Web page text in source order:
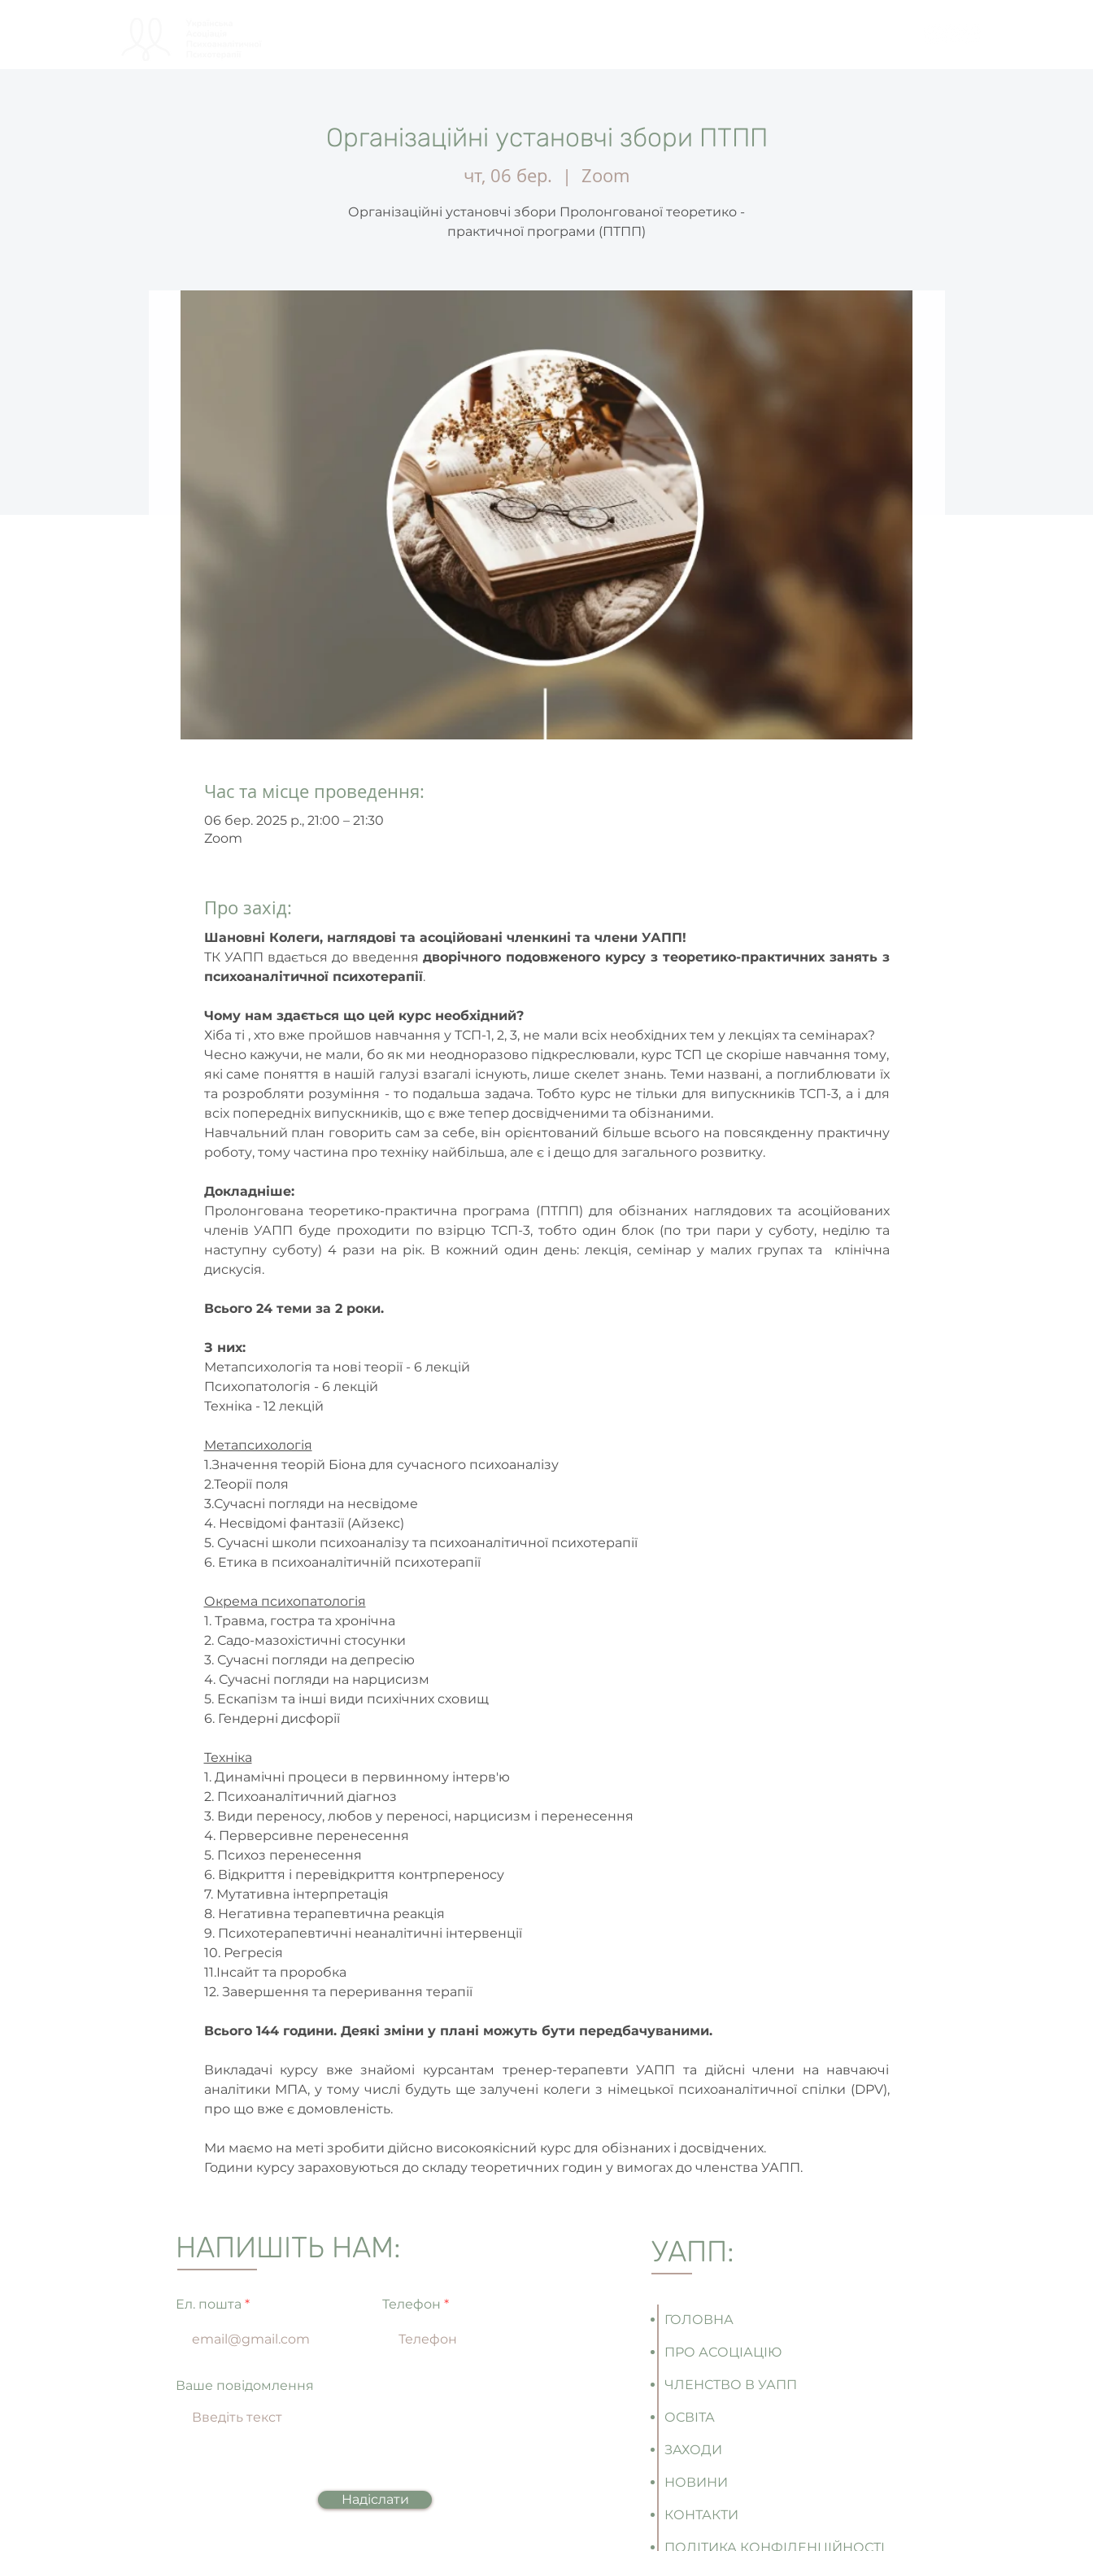
Організаційні установчі збори ПТПП
чт, 06 бер.
  |
Zoom
Організаційні установчі збори Пролонгованої теоретико -
практичної програми (ПТПП)
Час та місце проведення:
06 бер. 2025 р., 21:00 – 21:30
Zoom
Про захід:
Шановні Колеги, наглядові та асоційовані членкині та члени УАПП!
ТК УАПП вдається до введення дворічного подовженого курсу з теоретико-практичних занять з
психоаналітичної психотерапії.
Чому нам здається що цей курс необхідний?
Хіба ті , хто вже пройшов навчання у ТСП-1, 2, 3, не мали всіх необхідних тем у лекціях та семінарах?
Чесно кажучи, не мали, бо як ми неодноразово підкреслювали, курс ТСП це скоріше навчання тому,
які саме поняття в нашій галузі взагалі існують, лише скелет знань. Теми названі, а поглиблювати їх
та розробляти розуміння - то подальша задача. Тобто курс не тільки для випускників ТСП-3, а і для
всіх попередніх випускників, що є вже тепер досвідченими та обізнаними.
Навчальний план говорить сам за себе, він орієнтований більше всього на повсякденну практичну
роботу, тому частина про техніку найбільша, але є і дещо для загального розвитку.
Докладніше:
Пролонгована теоретико-практична програма (ПТПП) для обізнаних наглядових та асоційованих
членів УАПП буде проходити по взірцю ТСП-3, тобто один блок (по три пари у суботу, неділю та
наступну суботу) 4 рази на рік. В кожний один день: лекція, семінар у малих групах та  клінічна
дискусія.
Всього 24 теми за 2 роки.
З них:
Метапсихологія та нові теорії - 6 лекцій
Психопатологія - 6 лекцій
Техніка - 12 лекцій
Метапсихологія
1.Значення теорій Біона для сучасного психоаналізу
2.Теорії поля
3.Сучасні погляди на несвідоме
4. Несвідомі фантазії (Айзекс)
5. Сучасні школи психоаналізу та психоаналітичної психотерапії
6. Етика в психоаналітичній психотерапії
Окрема психопатологія
1. Травма, гостра та хронічна
2. Садо-мазохістичні стосунки
3. Сучасні погляди на депресію
4. Сучасні погляди на нарцисизм
5. Ескапізм та інші види психічних сховищ
6. Гендерні дисфорії
Техніка
1. Динамічні процеси в первинному інтерв'ю
2. Психоаналітичний діагноз
3. Види переносу, любов у переносі, нарцисизм і перенесення
4. Перверсивне перенесення
5. Психоз перенесення
6. Відкриття і перевідкриття контрпереносу
7. Мутативна інтерпретація
8. Негативна терапевтична реакція
9. Психотерапевтичні неаналітичні інтервенції
10. Регресія
11.Інсайт та проробка
12. Завершення та переривання терапії
Всього 144 години. Деякі зміни у плані можуть бути передбачуваними.
Викладачі курсу вже знайомі курсантам тренер-терапевти УАПП та дійсні члени на навчаючі
аналітики МПА, у тому числі будуть ще залучені колеги з німецької психоаналітичної спілки (DPV),
про що вже є домовленість.
Ми маємо на меті зробити дійсно високоякісний курс для обізнаних і досвідчених.
Години курсу зараховуються до складу теоретичних годин у вимогах до членства УАПП.
НАПИШІТЬ НАМ:
Ел. пошта Телефон
Ваше повідомлення
Надіслати
ГОЛОВНА
ПРО АСОЦІАЦІЮ
ЧЛЕНСТВО В УАПП
ОСВІТА
ЗАХОДИ
НОВИНИ
КОНТАКТИ
ПОЛІТИКА КОНФІДЕНЦІЙНОСТІ
УАПП: